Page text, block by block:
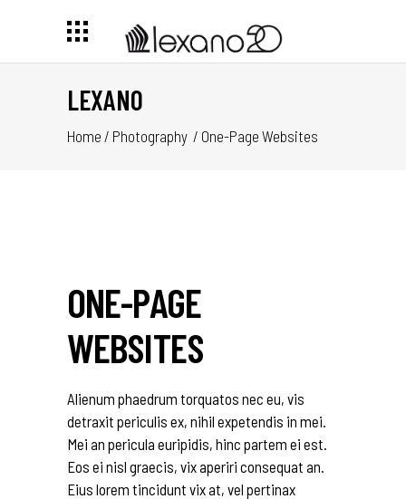
LEXANO
Home / Photography / One-Page Websites
ONE-PAGE
WEBSITES
Alienum phaedrum torquatos nec eu, vis
detraxit periculis ex, nihil expetendis in mei.
Mei an pericula euripidis, hinc partem ei est.
Eos ei nisl graecis, vix aperiri consequat an.
Eius lorem tincidunt vix at, vel pertinax